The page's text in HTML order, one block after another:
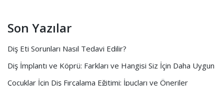
Son Yazılar
Diş Eti Sorunları Nasıl Tedavi Edilir?
Diş İmplantı ve Köprü: Farkları ve Hangisi Siz İçin Daha Uygun
Çocuklar İçin Diş Fırçalama Eğitimi: İpuçları ve Öneriler